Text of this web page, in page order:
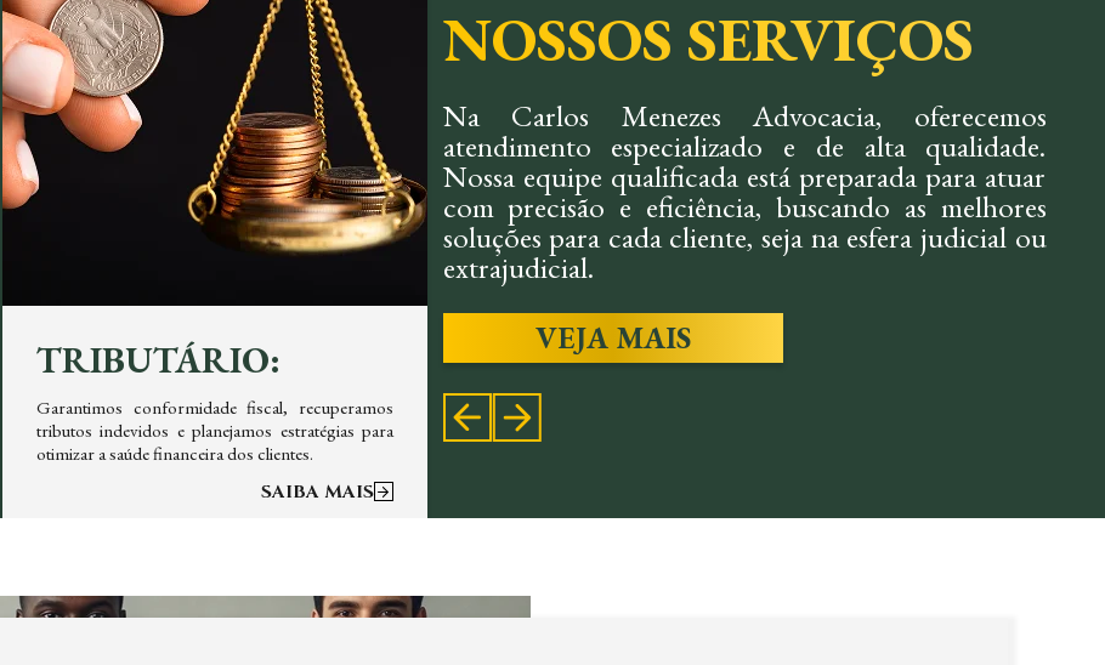
TRIBUTÁRIO:
Garantimos conformidade fiscal, recuperamos
tributos indevidos e planejamos estratégias para
otimizar a saúde financeira dos clientes.
SAIBA MAIS
CIVIL:
Oferecemos soluções rápidas e eficazes em
contratos, indenizações e conflitos, sempre
NOSSOS SERVIÇOS
Na Carlos Menezes Advocacia, oferecemos
atendimento especializado e de alta qualidade.
Nossa equipe qualificada está preparada para atuar
com precisão e eficiência, buscando as melhores
soluções para cada cliente, seja na esfera judicial ou
extrajudicial.
VEJA MAIS